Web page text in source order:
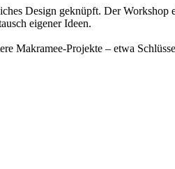
Design geknüpft. Der Workshop
eigener Ideen.
Makramee-Projekte – etwa